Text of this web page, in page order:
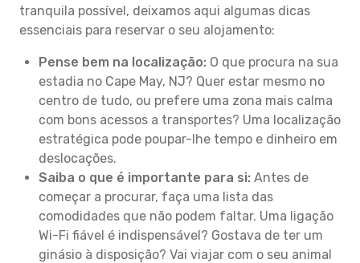
tranquila possível, deixamos aqui algumas dicas
essenciais para reservar o seu alojamento:
Pense bem na localização: O que procura na sua
estadia no Cape May, NJ? Quer estar mesmo no
centro de tudo, ou prefere uma zona mais calma
com bons acessos a transportes? Uma localização
estratégica pode poupar-lhe tempo e dinheiro em
deslocações.
Saiba o que é importante para si: Antes de
começar a procurar, faça uma lista das
comodidades que não podem faltar. Uma ligação
Wi-Fi fiável é indispensável? Gostava de ter um
ginásio à disposição? Vai viajar com o seu animal